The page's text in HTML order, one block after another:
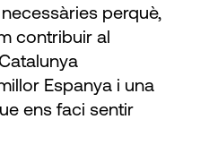
perquè,
contribuir al
Espanya i una
ens faci sentir